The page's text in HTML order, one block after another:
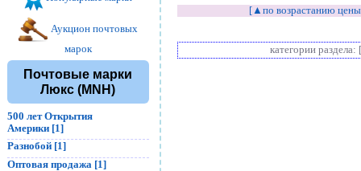
Аукцион почтовых
марок
Почтовые марки
Люкс (MNH)
500 лет Открытия
Америки [1]
Разнобой [1]
Оптовая продажа [1]
[▲по возрастанию
категории раздела: [